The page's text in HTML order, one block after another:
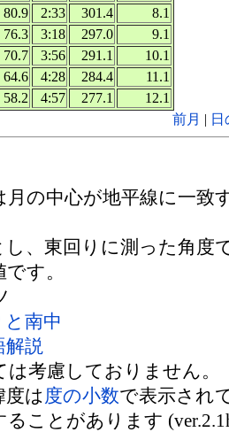
80.9 2:33 301.4
8.1
76.3 3:18 297.0
9.1
70.7 3:56 291.1
10.1
64.6 4:28 284.4
11.1
58.2 4:57 277.1
12.1
前月 |
月の中心が地平線に一致
し、東回りに測った角度
す。
と南中
解説
は考慮しておりません。
度は 度の小数で表示され
ることがあります